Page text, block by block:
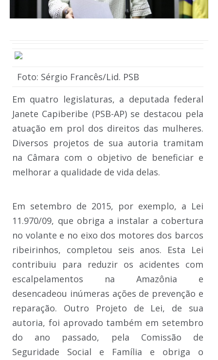
Foto: Sérgio Francês/Lid. PSB
Em quatro legislaturas, a deputada federal
Janete Capiberibe (PSB-AP) se destacou pela
atuação em prol dos direitos das mulheres.
Diversos projetos de sua autoria tramitam
na Câmara com o objetivo de beneficiar e
melhorar a qualidade de vida delas.
Em setembro de 2015, por exemplo, a Lei
11.970/09, que obriga a instalar a cobertura
no volante e no eixo dos motores dos barcos
ribeirinhos, completou seis anos. Esta Lei
contribuiu para reduzir os acidentes com
escalpelamentos na Amazônia e
desencadeou inúmeras ações de prevenção e
reparação. Outro Projeto de Lei, de sua
autoria, foi aprovado também em setembro
do ano passado, pela Comissão de
Seguridade Social e Família e obriga o